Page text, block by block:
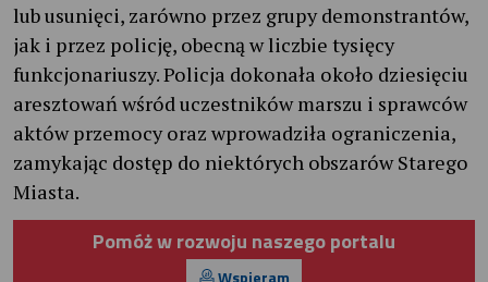
lub usunięci, zarówno przez grupy demonstrantów,
jak i przez policję, obecną w liczbie tysięcy
funkcjonariuszy. Policja dokonała około dziesięciu
aresztowań wśród uczestników marszu i sprawców
aktów przemocy oraz wprowadziła ograniczenia,
zamykając dostęp do niektórych obszarów Starego
Miasta.
Pomóż w rozwoju naszego portalu